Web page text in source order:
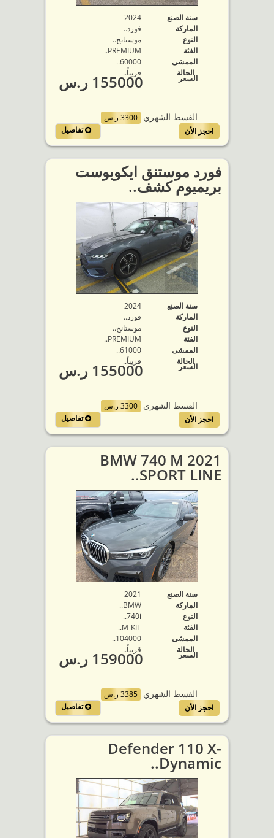
سنة الصنع
2024
الماركة
فورد..
النوع
موستانج..
الفئة
PREMIUM..
الممشى
60000..
الحالة
قريباً..
السعر 155000 ر.س
القسط الشهري 3300 ر.س
تفاصيل
احجز الأن
فورد موستنق ايكوبوست
بريميوم كشف..
سنة الصنع
2024
الماركة
فورد..
النوع
موستانج..
الفئة
PREMIUM..
الممشى
61000..
الحالة
قريباً..
السعر 155000 ر.س
القسط الشهري 3300 ر.س
تفاصيل
احجز الأن
2021 BMW 740 M
SPORT LINE..
سنة الصنع
2021
الماركة
BMW..
النوع
740i..
الفئة
M-KIT..
الممشى
104000..
الحالة
قريباً..
السعر 159000 ر.س
القسط الشهري 3385 ر.س
تفاصيل
احجز الأن
Defender 110 X-
Dynamic..